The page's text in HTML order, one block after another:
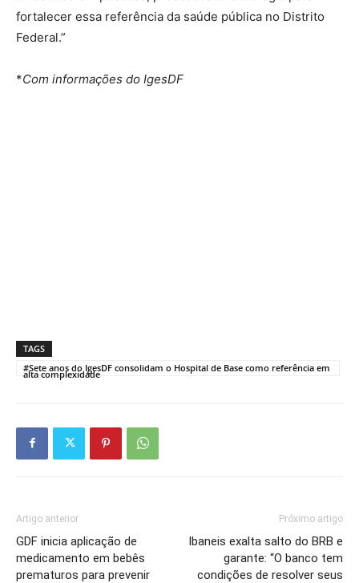
fortalecer essa referência da saúde pública no Distrito
Federal.”
*Com informações do IgesDF
TAGS
#Sete anos do IgesDF consolidam o Hospital de Base como referência em
alta complexidade
Artigo anterior
GDF inicia aplicação de
medicamento em bebês
prematuros para prevenir
Próximo artigo
Ibaneis exalta salto do BRB e
garante: “O banco tem
condições de resolver seus